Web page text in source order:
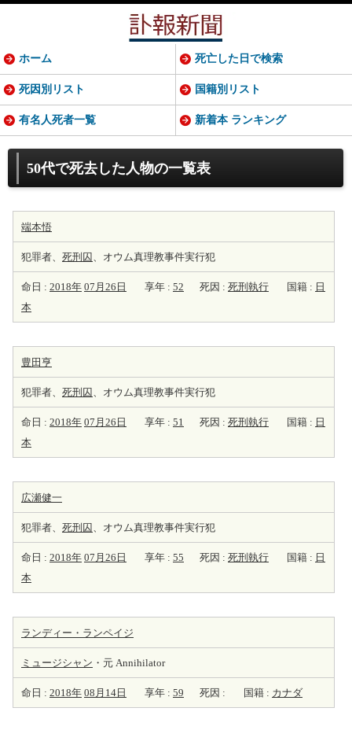
50代で死去した人物の一覧表
端本悟
犯罪者、 死刑囚 、オウム真理教事件実行犯
命日 : 2018年 07月26日 享年 : 52 死因 : 死刑執行 国籍 : 日
本
豊田亨
犯罪者、 死刑囚 、オウム真理教事件実行犯
命日 : 2018年 07月26日 享年 : 51 死因 : 死刑執行 国籍 : 日
本
広瀬健一
犯罪者、 死刑囚 、オウム真理教事件実行犯
命日 : 2018年 07月26日 享年 : 55 死因 : 死刑執行 国籍 : 日
本
ランディー・ランペイジ
ミュージシャン ・元 Annihilator
命日 : 2018年 08月14日 享年 : 59 死因 : 国籍 : カナダ
ホーム 死亡した日で検索
死因別リスト 国籍別リスト
有名人死者一覧 新着本 ランキング